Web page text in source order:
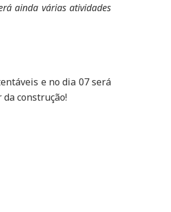
ainda várias atividades
e no dia 07 será
construção!